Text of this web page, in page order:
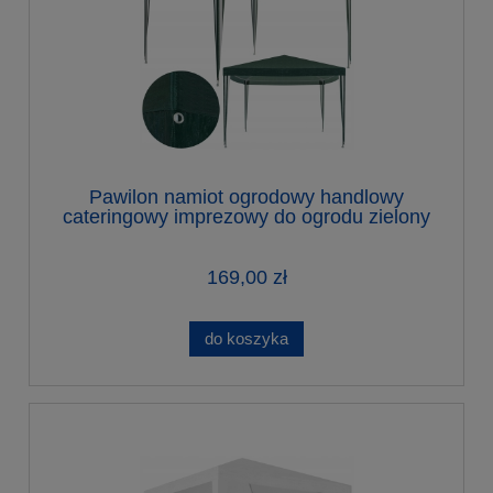
Pawilon namiot ogrodowy handlowy
cateringowy imprezowy do ogrodu zielony
169,00 zł
do koszyka